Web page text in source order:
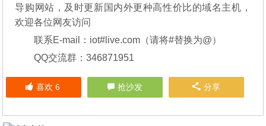
导购网站，及时更新国内外更种高性价比的域名主机，
欢迎各位网友访问
联系E-mail：iot#live.com（请将#替换为@）
QQ交流群：346871951
喜欢 6 抢沙发 分享